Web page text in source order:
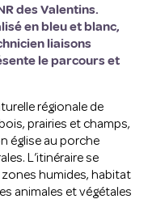
des Valentins.
en bleu et blanc,
liaisons
le parcours et
régionale de
prairies et champs,
église au porche
L’itinéraire se
humides, habitat
animales et végétales